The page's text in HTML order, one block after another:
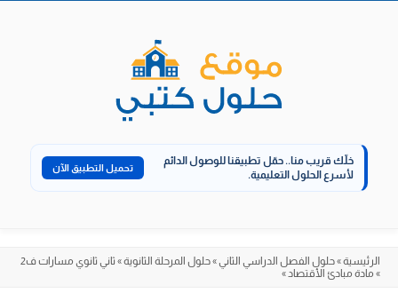
خلّك قريب منا.. حمّل تطبيقنا للوصول الدائم
لأسرع الحلول التعليمية.
تحميل التطبيق الآن
الرئيسية»حلول الفصل الدراسي الثاني»حلول المرحلة الثانوية» ثاني ثانوي مسارات ف2
» مادة مبادئ الأقتصاد»